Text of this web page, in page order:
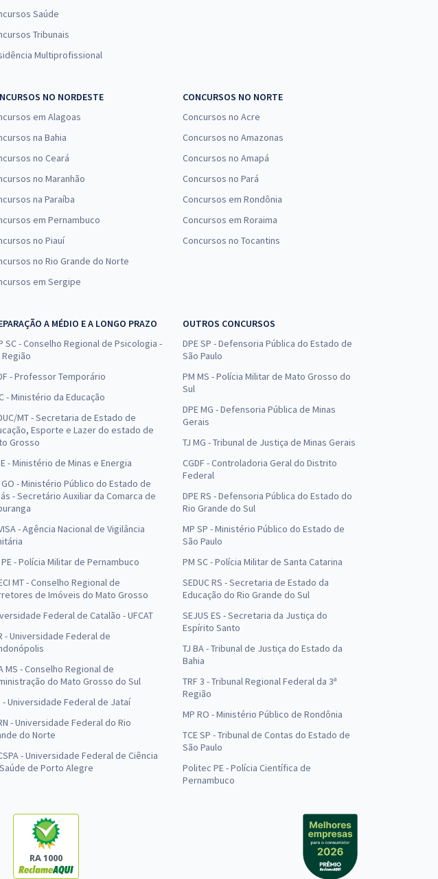
Saúde
Tribunais
Multiprofissional
NO NORDESTE
em Alagoas
na Bahia
no Ceará
no Maranhão
na Paraíba
em Pernambuco
no Piauí
no Rio Grande do Norte
em Sergipe
CONCURSOS NO NORTE
Concursos no Acre
Concursos no Amazonas
Concursos no Amapá
Concursos no Pará
Concursos em Rondônia
Concursos em Roraima
Concursos no Tocantins
A MÉDIO E A LONGO PRAZO
SC - Conselho Regional de Psicologia -
Região
- Professor Temporário
- Ministério da Educação
MT - Secretaria de Estado de
Esporte e Lazer do estado de
Grosso
- Ministério de Minas e Energia
GO - Ministério Público do Estado de
- Secretário Auxiliar da Comarca de
- Agência Nacional de Vigilância
PE - Polícia Militar de Pernambuco
MT - Conselho Regional de
de Imóveis do Mato Grosso
Federal de Catalão - UFCAT
- Universidade Federal de
MS - Conselho Regional de
do Mato Grosso do Sul
- Universidade Federal de Jataí
- Universidade Federal do Rio
do Norte
- Universidade Federal de Ciência
de Porto Alegre
OUTROS CONCURSOS
DPE SP - Defensoria Pública do Estado de
São Paulo
PM MS - Polícia Militar de Mato Grosso do
Sul
DPE MG - Defensoria Pública de Minas
Gerais
TJ MG - Tribunal de Justiça de Minas Gerais
CGDF - Controladoria Geral do Distrito
Federal
DPE RS - Defensoria Pública do Estado do
Rio Grande do Sul
MP SP - Ministério Público do Estado de
São Paulo
PM SC - Polícia Militar de Santa Catarina
SEDUC RS - Secretaria de Estado da
Educação do Rio Grande do Sul
SEJUS ES - Secretaria da Justiça do
Espírito Santo
TJ BA - Tribunal de Justiça do Estado da
Bahia
TRF 3 - Tribunal Regional Federal da 3ª
Região
MP RO - Ministério Público de Rondônia
TCE SP - Tribunal de Contas do Estado de
São Paulo
Politec PE - Polícia Científica de
Pernambuco
RA 1000